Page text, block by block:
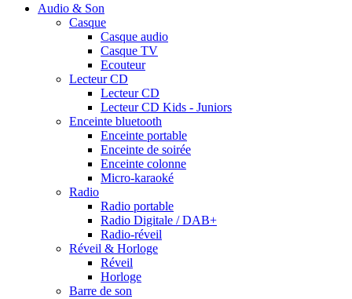
Audio & Son
Casque
Casque audio
Casque TV
Ecouteur
Lecteur CD
Lecteur CD
Lecteur CD Kids - Juniors
Enceinte bluetooth
Enceinte portable
Enceinte de soirée
Enceinte colonne
Micro-karaoké
Radio
Radio portable
Radio Digitale / DAB+
Radio-réveil
Réveil & Horloge
Réveil
Horloge
Barre de son